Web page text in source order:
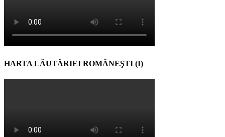
HARTA LĂUTĂRIEI ROMÂNEŞTI (I)